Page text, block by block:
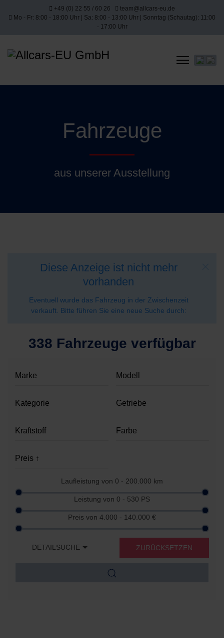
+49 (0) 22 55 / 60 26
team@allcars-eu.de
Mo - Fr: 8:00 - 18:00 Uhr | Sa: 8:00 - 13:00 Uhr | Sonntag (Schautag): 11:00
- 17:00 Uhr
Fahrzeuge
aus unserer Ausstellung
Diese Anzeige ist nicht mehr
vorhanden
Eventuell wurde das Fahrzeug in der Zwischenzeit
verkauft. Bitte führen Sie eine neue Suche durch:
338 Fahrzeuge verfügbar
Laufleistung von 0 - 200.000 km
Leistung von 0 - 530 PS
Preis von 4.000 - 140.000 €
DETAILSUCHE ZURÜCKSETZEN